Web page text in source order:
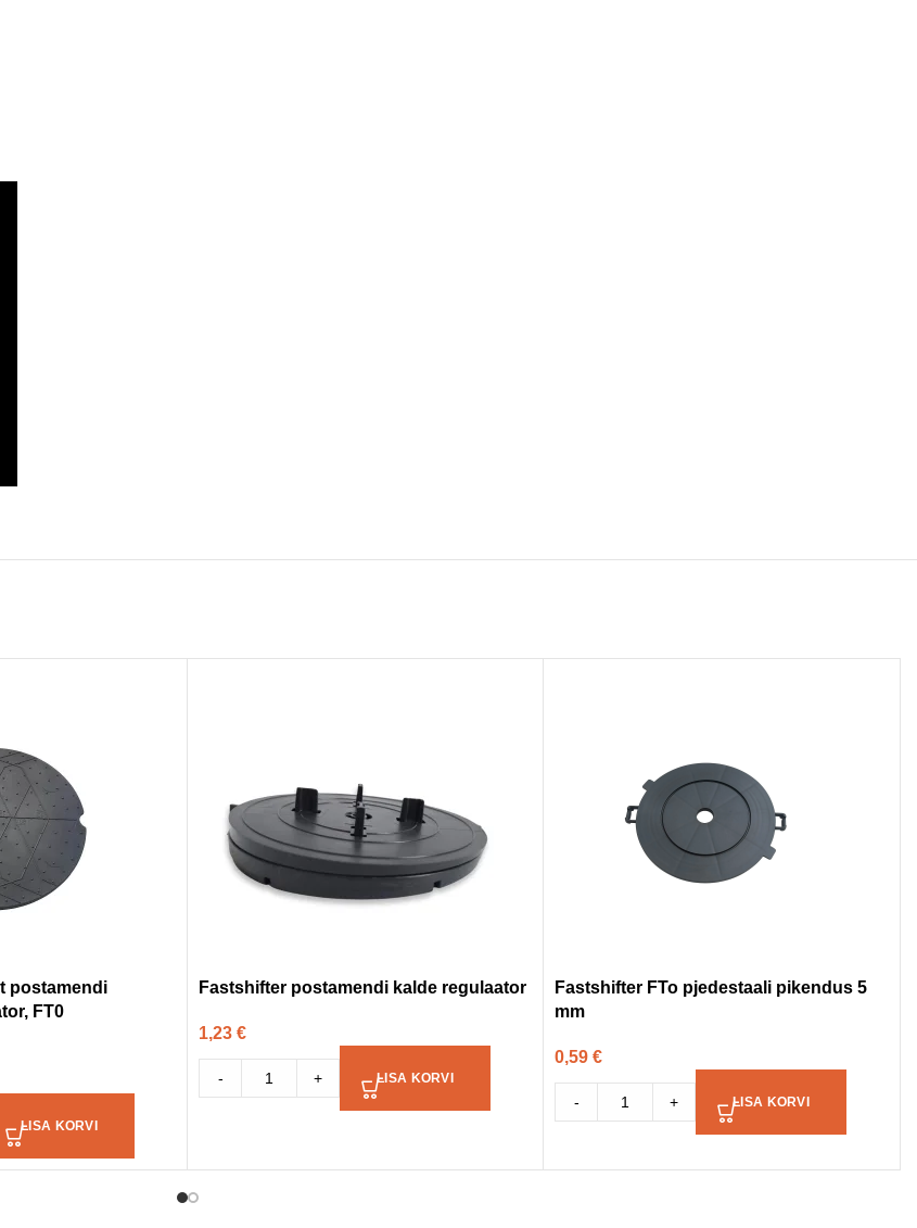
postamendi
FT0
LISA KORVI
Fastshifter postamendi kalde regulaator
1,23 €
- + LISA KORVI
Fastshifter FTo pjedestaali pikendus 5
mm
0,59 €
- + LISA KORVI